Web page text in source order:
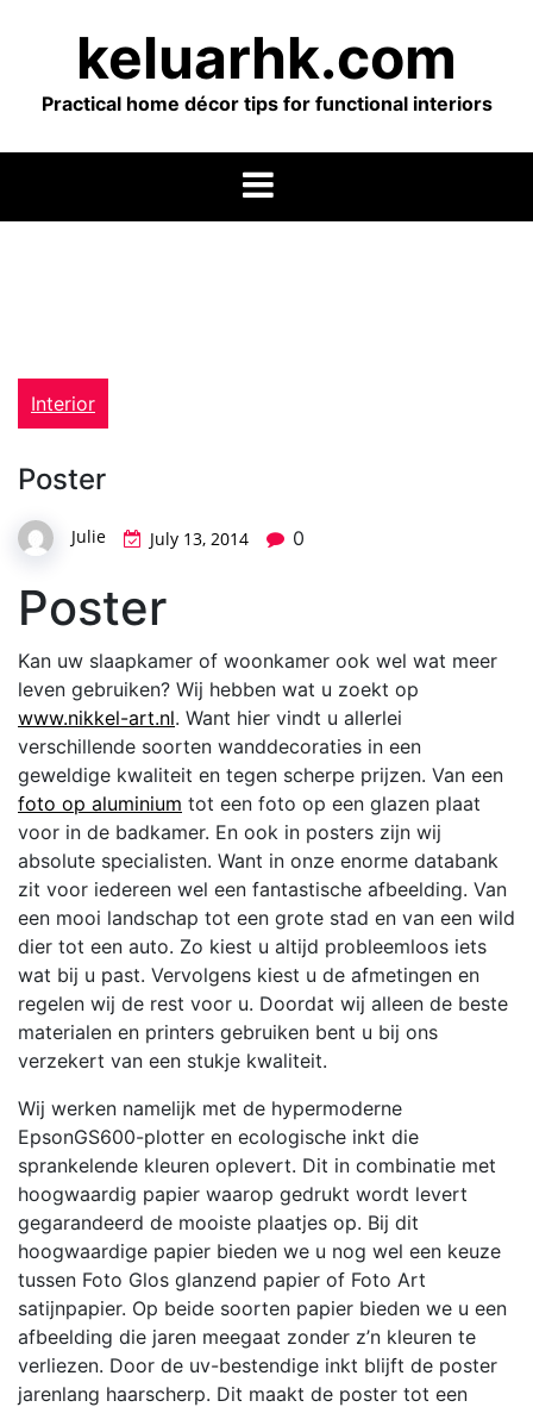
keluarhk.com
Practical home décor tips for functional interiors
Interior
Poster
Julie July 13, 2014 0
Poster
Kan uw slaapkamer of woonkamer ook wel wat meer
leven gebruiken? Wij hebben wat u zoekt op
www.nikkel-art.nl. Want hier vindt u allerlei
verschillende soorten wanddecoraties in een
geweldige kwaliteit en tegen scherpe prijzen. Van een
foto op aluminium tot een foto op een glazen plaat
voor in de badkamer. En ook in posters zijn wij
absolute specialisten. Want in onze enorme databank
zit voor iedereen wel een fantastische afbeelding. Van
een mooi landschap tot een grote stad en van een wild
dier tot een auto. Zo kiest u altijd probleemloos iets
wat bij u past. Vervolgens kiest u de afmetingen en
regelen wij de rest voor u. Doordat wij alleen de beste
materialen en printers gebruiken bent u bij ons
verzekert van een stukje kwaliteit.
Wij werken namelijk met de hypermoderne
EpsonGS600-plotter en ecologische inkt die
sprankelende kleuren oplevert. Dit in combinatie met
hoogwaardig papier waarop gedrukt wordt levert
gegarandeerd de mooiste plaatjes op. Bij dit
hoogwaardige papier bieden we u nog wel een keuze
tussen Foto Glos glanzend papier of Foto Art
satijnpapier. Op beide soorten papier bieden we u een
afbeelding die jaren meegaat zonder z’n kleuren te
verliezen. Door de uv-bestendige inkt blijft de poster
jarenlang haarscherp. Dit maakt de poster tot een